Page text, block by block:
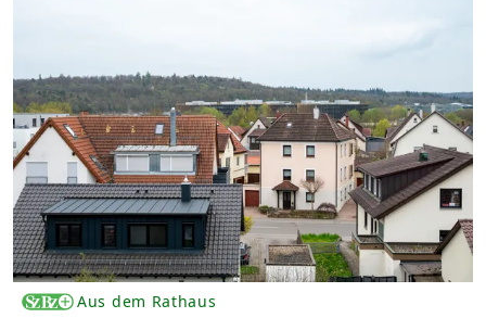
Aus dem Rathaus